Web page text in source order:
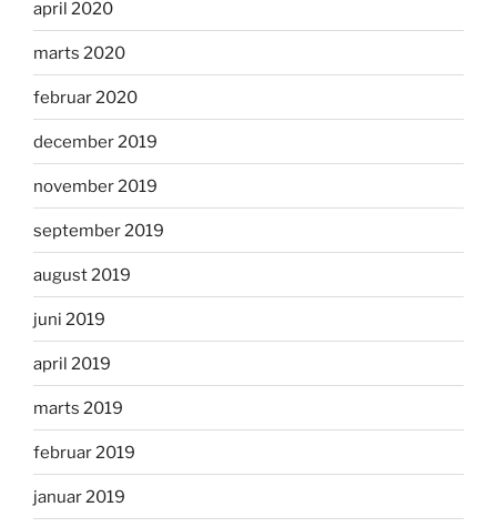
april 2020
marts 2020
februar 2020
december 2019
november 2019
september 2019
august 2019
juni 2019
april 2019
marts 2019
februar 2019
januar 2019